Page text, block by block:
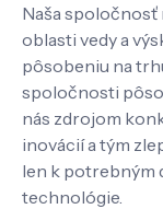
Naša
oblasti vedy a
pôsobeniu na
spoločnosti
nás zdrojom
inovácií a tým
len k potrebným
technológie.